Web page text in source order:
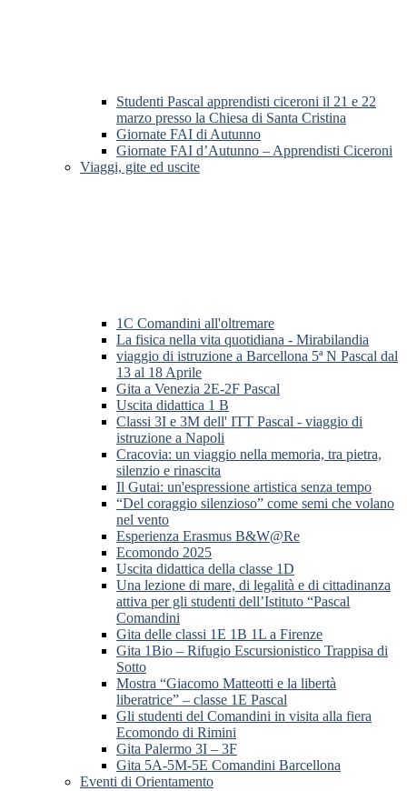
Studenti Pascal apprendisti ciceroni il 21 e 22
marzo presso la Chiesa di Santa Cristina
Giornate FAI di Autunno
Giornate FAI d’Autunno – Apprendisti Ciceroni
Viaggi, gite ed uscite
1C Comandini all'oltremare
La fisica nella vita quotidiana - Mirabilandia
viaggio di istruzione a Barcellona 5ª N Pascal dal
13 al 18 Aprile
Gita a Venezia 2E-2F Pascal
Uscita didattica 1 B
Classi 3I e 3M dell' ITT Pascal - viaggio di
istruzione a Napoli
Cracovia: un viaggio nella memoria, tra pietra,
silenzio e rinascita
Il Gutai: un'espressione artistica senza tempo
“Del coraggio silenzioso” come semi che volano
nel vento
Esperienza Erasmus B&W@Re
Ecomondo 2025
Uscita didattica della classe 1D
Una lezione di mare, di legalità e di cittadinanza
attiva per gli studenti dell’Istituto “Pascal
Comandini
Gita delle classi 1E 1B 1L a Firenze
Gita 1Bio – Rifugio Escursionistico Trappisa di
Sotto
Mostra “Giacomo Matteotti e la libertà
liberatrice” – classe 1E Pascal
Gli studenti del Comandini in visita alla fiera
Ecomondo di Rimini
Gita Palermo 3I – 3F
Gita 5A-5M-5E Comandini Barcellona
Eventi di Orientamento